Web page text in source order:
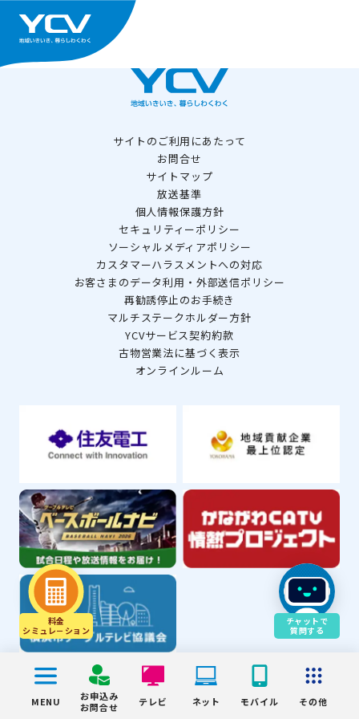
MENU
お申込み
お問合せ
テレビ ネット モバイル その他
料金
シミュレ－ション
サイトのご利用にあたって
お問合せ
サイトマップ
放送基準
個人情報保護方針
セキュリティーポリシー
ソーシャルメディアポリシー
カスタマーハラスメントへの対応
お客さまのデータ利用・外部送信ポリシー
再勧誘停止のお手続き
マルチステークホルダー方針
YCVサービス契約約款
古物営業法に基づく表示
オンラインルーム
© YOKOHAMA CABLE VISION Inc.
チャットで
質問する